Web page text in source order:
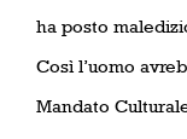
ha posto
Così l’uomo
Mandato